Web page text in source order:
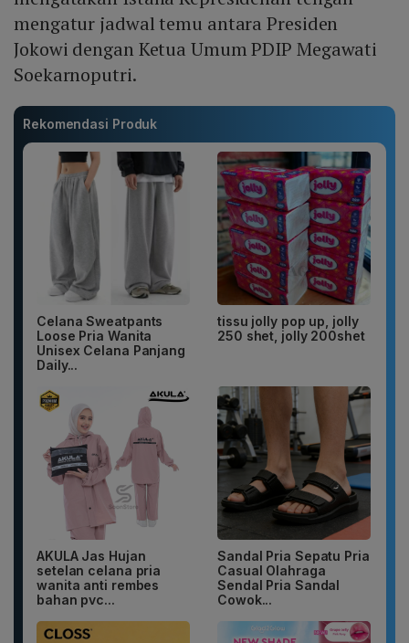
mengatur jadwal temu antara Presiden
Jokowi dengan Ketua Umum PDIP Megawati
Soekarnoputri.
Rekomendasi Produk
Celana Sweatpants
Loose Pria Wanita
Unisex Celana Panjang
Daily...
tissu jolly pop up, jolly
250 shet, jolly 200shet
AKULA Jas Hujan
setelan celana pria
wanita anti rembes
bahan pvc...
Sandal Pria Sepatu Pria
Casual Olahraga
Sendal Pria Sandal
Cowok...